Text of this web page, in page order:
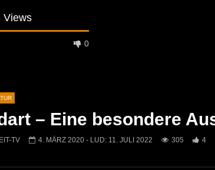
Views
0
Später Ansehen
07:42
– Eine besondere
TV 4. MÄRZ 2020 - LUD: 11. JULI 2022 305 4